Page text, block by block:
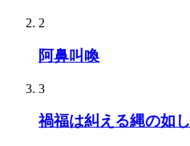
2
阿鼻叫喚
3
禍福は糾える縄の如し